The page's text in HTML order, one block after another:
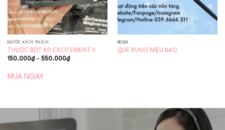
NƯỚC KÍCH THÍCH
THUỐC BỘT KD EXCITEMENT II
150.000₫ – 550.000₫Khoảng
MUA NGAY
BDSM
QUE RUNG NIỆU ĐẠO